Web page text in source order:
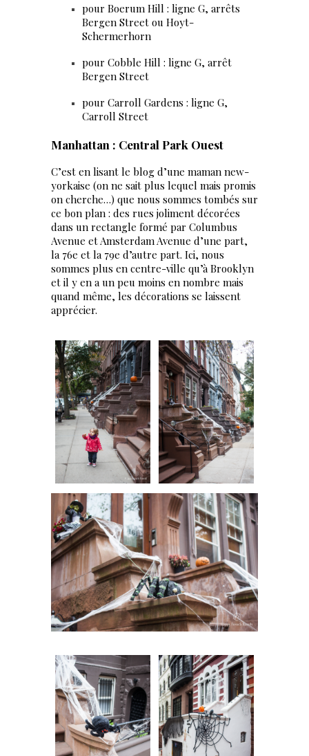
pour Boerum Hill : ligne G, arrêts
Bergen Street ou Hoyt-
Schermerhorn
pour Cobble Hill : ligne G, arrêt
Bergen Street
pour Carroll Gardens : ligne G,
Carroll Street
Manhattan : Central Park Ouest
C’est en lisant le blog d’une maman new-
yorkaise (on ne sait plus lequel mais promis
on cherche…) que nous sommes tombés sur
ce bon plan : des rues joliment décorées
dans un rectangle formé par Columbus
Avenue et Amsterdam Avenue d’une part,
la 76e et la 79e d’autre part. Ici, nous
sommes plus en centre-ville qu’à Brooklyn
et il y en a un peu moins en nombre mais
quand même, les décorations se laissent
apprécier.